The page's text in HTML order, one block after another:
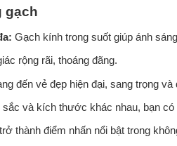
gạch
Gạch kính trong suốt giúp ánh
rộng rãi, thoáng đãng.
đến vẻ đẹp hiện đại, sang trọng
và kích thước khác nhau, bạn
thành điểm nhấn nổi bật trong